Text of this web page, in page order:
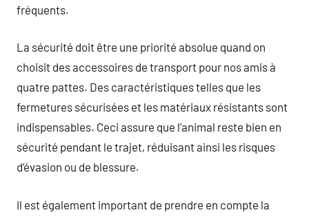
fréquents.
La sécurité doit être une priorité absolue quand on
choisit des accessoires de transport pour nos amis à
quatre pattes. Des caractéristiques telles que les
fermetures sécurisées et les matériaux résistants sont
indispensables. Ceci assure que l’animal reste bien en
sécurité pendant le trajet, réduisant ainsi les risques
d’évasion ou de blessure.
Il est également important de prendre en compte la